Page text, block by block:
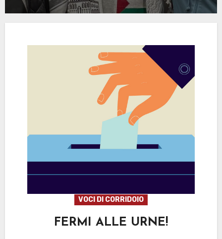
VOCI DI CORRIDOIO
FERMI ALLE URNE!